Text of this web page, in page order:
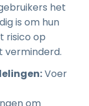
het
is om hun
risico op
verminderd.
Voer